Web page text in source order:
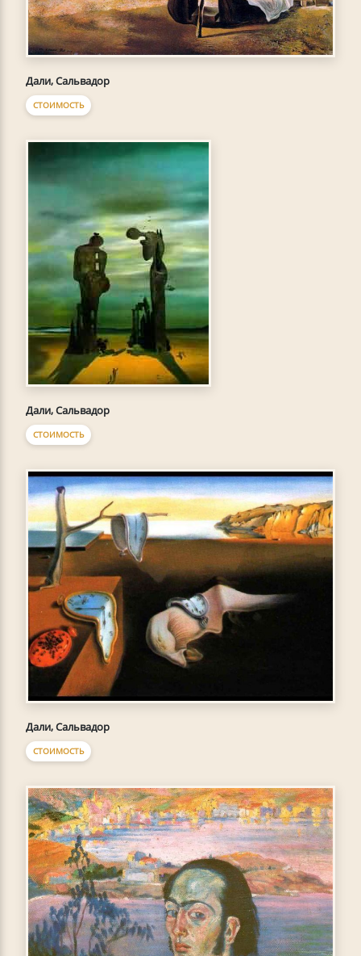
Дали, Сальвадор
СТОИМОСТЬ
Дали, Сальвадор
СТОИМОСТЬ
Дали, Сальвадор
СТОИМОСТЬ